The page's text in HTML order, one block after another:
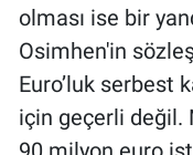
olması ise bir
Osimhen'in
Euro’luk serbest
için geçerli değil.